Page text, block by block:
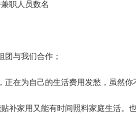
职人员数名
与我们合作；
正在为自己的生活费用发愁，虽然
补家用又能有时间照料家庭生活。